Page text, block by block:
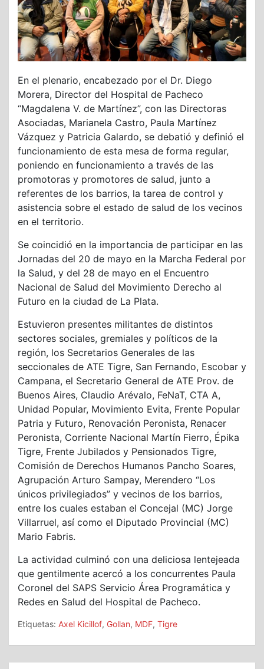
En el plenario, encabezado por el Dr. Diego
Morera, Director del Hospital de Pacheco
“Magdalena V. de Martínez”, con las Directoras
Asociadas, Marianela Castro, Paula Martínez
Vázquez y Patricia Galardo, se debatió y definió el
funcionamiento de esta mesa de forma regular,
poniendo en funcionamiento a través de las
promotoras y promotores de salud, junto a
referentes de los barrios, la tarea de control y
asistencia sobre el estado de salud de los vecinos
en el territorio.
Se coincidió en la importancia de participar en las
Jornadas del 20 de mayo en la Marcha Federal por
la Salud, y del 28 de mayo en el Encuentro
Nacional de Salud del Movimiento Derecho al
Futuro en la ciudad de La Plata.
Estuvieron presentes militantes de distintos
sectores sociales, gremiales y políticos de la
región, los Secretarios Generales de las
seccionales de ATE Tigre, San Fernando, Escobar y
Campana, el Secretario General de ATE Prov. de
Buenos Aires, Claudio Arévalo, FeNaT, CTA A,
Unidad Popular, Movimiento Evita, Frente Popular
Patria y Futuro, Renovación Peronista, Renacer
Peronista, Corriente Nacional Martín Fierro, Épika
Tigre, Frente Jubilados y Pensionados Tigre,
Comisión de Derechos Humanos Pancho Soares,
Agrupación Arturo Sampay, Merendero “Los
únicos privilegiados” y vecinos de los barrios,
entre los cuales estaban el Concejal (MC) Jorge
Villarruel, así como el Diputado Provincial (MC)
Mario Fabris.
La actividad culminó con una deliciosa lentejeada
que gentilmente acercó a los concurrentes Paula
Coronel del SAPS Servicio Área Programática y
Redes en Salud del Hospital de Pacheco.
Etiquetas: Axel Kicillof, Gollan, MDF, Tigre